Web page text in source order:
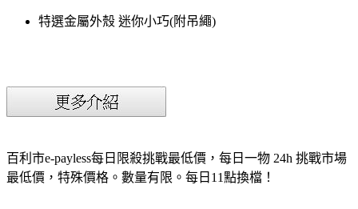
特選金屬外殼 迷你小巧(附吊繩)
百利市e-payless每日限殺挑戰最低價，每日一物 24h 挑戰市場
最低價，特殊價格。數量有限。每日11點換檔！